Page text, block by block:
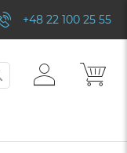
+48 22 100 25 55
ZALOGUJ
SIĘ
SZUKAJ